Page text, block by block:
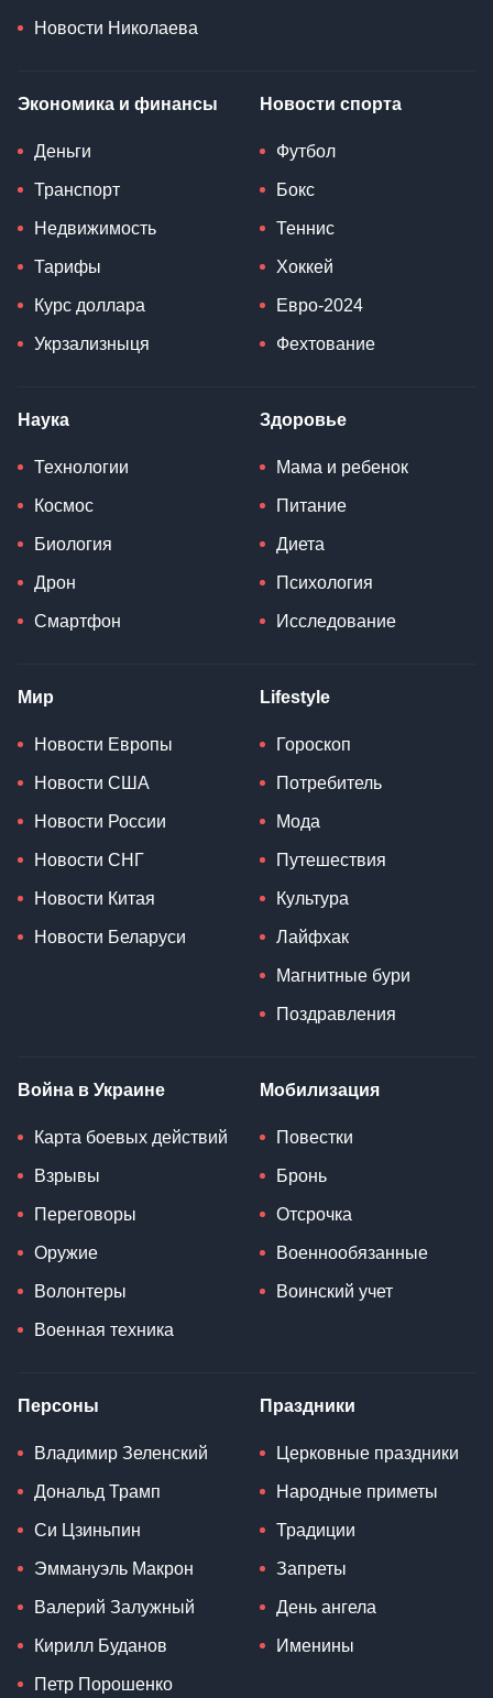
Новости Николаева
Экономика и финансы
Деньги
Транспорт
Недвижимость
Тарифы
Курс доллара
Укрзализныця
Новости спорта
Футбол
Бокс
Теннис
Хоккей
Евро-2024
Фехтование
Наука
Технологии
Космос
Биология
Дрон
Смартфон
Здоровье
Мама и ребенок
Питание
Диета
Психология
Исследование
Мир
Новости Европы
Новости США
Новости России
Новости СНГ
Новости Китая
Новости Беларуси
Lifestyle
Гороскоп
Потребитель
Мода
Путешествия
Культура
Лайфхак
Магнитные бури
Поздравления
Война в Украине
Карта боевых действий
Взрывы
Переговоры
Оружие
Волонтеры
Военная техника
Мобилизация
Повестки
Бронь
Отсрочка
Военнообязанные
Воинский учет
Персоны
Владимир Зеленский
Дональд Трамп
Си Цзиньпин
Эммануэль Макрон
Валерий Залужный
Кирилл Буданов
Петр Порошенко
Праздники
Церковные праздники
Народные приметы
Традиции
Запреты
День ангела
Именины